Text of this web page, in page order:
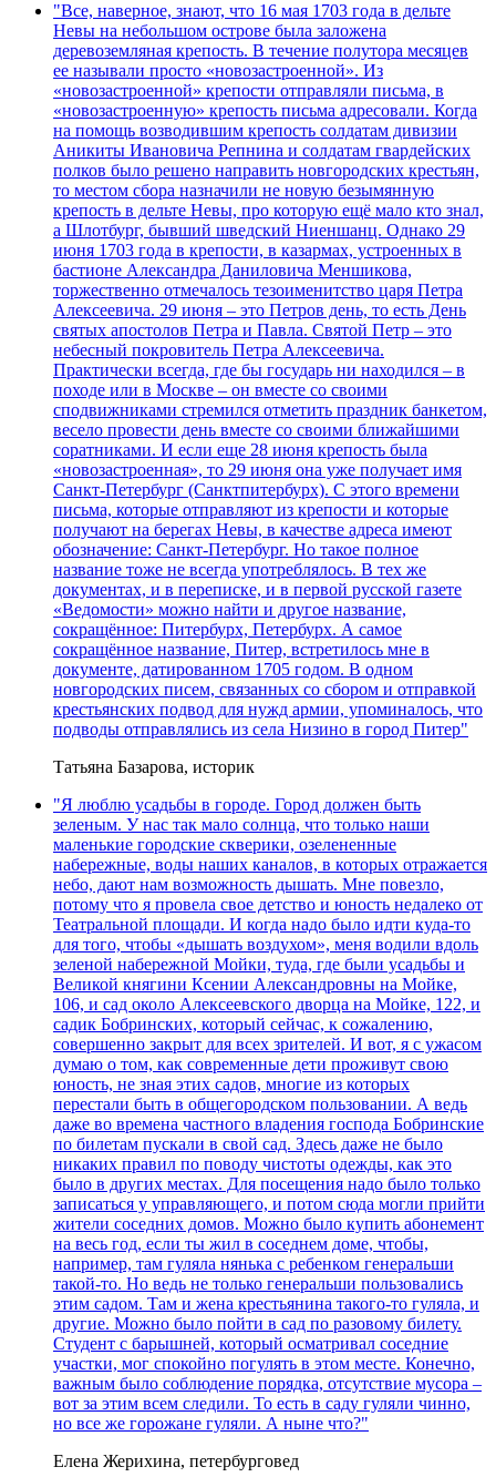
"Все, наверное, знают, что 16 мая 1703 года в дельте
Невы на небольшом острове была заложена
деревоземляная крепость. В течение полутора месяцев
ее называли просто «новозастроенной». Из
«новозастроенной» крепости отправляли письма, в
«новозастроенную» крепость письма адресовали. Когда
на помощь возводившим крепость солдатам дивизии
Аникиты Ивановича Репнина и солдатам гвардейских
полков было решено направить новгородских крестьян,
то местом сбора назначили не новую безымянную
крепость в дельте Невы, про которую ещё мало кто знал,
а Шлотбург, бывший шведский Ниеншанц. Однако 29
июня 1703 года в крепости, в казармах, устроенных в
бастионе Александра Даниловича Меншикова,
торжественно отмечалось тезоименитство царя Петра
Алексеевича. 29 июня – это Петров день, то есть День
святых апостолов Петра и Павла. Святой Петр – это
небесный покровитель Петра Алексеевича.
Практически всегда, где бы государь ни находился – в
походе или в Москве – он вместе со своими
сподвижниками стремился отметить праздник банкетом,
весело провести день вместе со своими ближайшими
соратниками. И если еще 28 июня крепость была
«новозастроенная», то 29 июня она уже получает имя
Санкт-Петербург (Санктпитербурх). С этого времени
письма, которые отправляют из крепости и которые
получают на берегах Невы, в качестве адреса имеют
обозначение: Санкт-Петербург. Но такое полное
название тоже не всегда употреблялось. В тех же
документах, и в переписке, и в первой русской газете
«Ведомости» можно найти и другое название,
сокращённое: Питербурх, Петербурх. А самое
сокращённое название, Питер, встретилось мне в
документе, датированном 1705 годом. В одном
новгородских писем, связанных со сбором и отправкой
крестьянских подвод для нужд армии, упоминалось, что
подводы отправлялись из села Низино в город Питер"
Татьяна Базарова, историк
"Я люблю усадьбы в городе. Город должен быть
зеленым. У нас так мало солнца, что только наши
маленькие городские скверики, озелененные
набережные, воды наших каналов, в которых отражается
небо, дают нам возможность дышать. Мне повезло,
потому что я провела свое детство и юность недалеко от
Театральной площади. И когда надо было идти куда-то
для того, чтобы «дышать воздухом», меня водили вдоль
зеленой набережной Мойки, туда, где были усадьбы и
Великой княгини Ксении Александровны на Мойке,
106, и сад около Алексеевского дворца на Мойке, 122, и
садик Бобринских, который сейчас, к сожалению,
совершенно закрыт для всех зрителей. И вот, я с ужасом
думаю о том, как современные дети проживут свою
юность, не зная этих садов, многие из которых
перестали быть в общегородском пользовании. А ведь
даже во времена частного владения господа Бобринские
по билетам пускали в свой сад. Здесь даже не было
никаких правил по поводу чистоты одежды, как это
было в других местах. Для посещения надо было только
записаться у управляющего, и потом сюда могли прийти
жители соседних домов. Можно было купить абонемент
на весь год, если ты жил в соседнем доме, чтобы,
например, там гуляла нянька с ребенком генеральши
такой-то. Но ведь не только генеральши пользовались
этим садом. Там и жена крестьянина такого-то гуляла, и
другие. Можно было пойти в сад по разовому билету.
Студент с барышней, который осматривал соседние
участки, мог спокойно погулять в этом месте. Конечно,
важным было соблюдение порядка, отсутствие мусора –
вот за этим всем следили. То есть в саду гуляли чинно,
но все же горожане гуляли. А ныне что?"
Елена Жерихина, петербурговед